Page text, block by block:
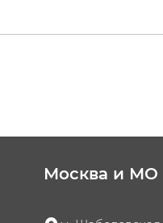
Москва и МО